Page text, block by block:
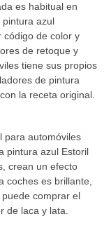
es habitual en
pintura azul
código de color y
de retoque y
tiene sus propios
de pintura
la receta original.
para automóviles
pintura azul Estoril
crean un efecto
coches es brillante,
comprar el
de laca y lata.